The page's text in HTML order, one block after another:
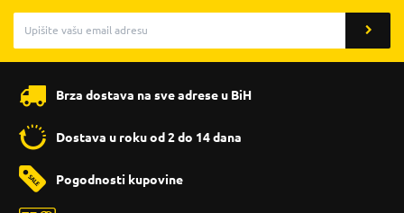
Brza dostava na sve adrese u BiH
Dostava u roku od 2 do 14 dana
Pogodnosti kupovine